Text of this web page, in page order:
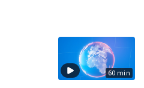
60 min